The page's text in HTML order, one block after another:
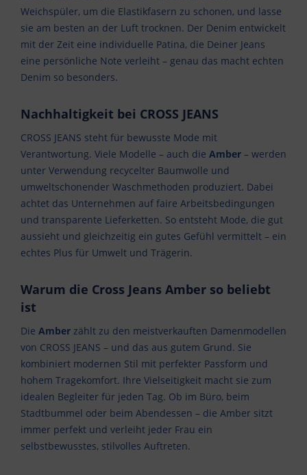
Weichspüler, um die Elastikfasern zu schonen, und lasse
sie am besten an der Luft trocknen. Der Denim entwickelt
mit der Zeit eine individuelle Patina, die Deiner Jeans
eine persönliche Note verleiht – genau das macht echten
Denim so besonders.
Nachhaltigkeit bei CROSS JEANS
CROSS JEANS steht für bewusste Mode mit
Verantwortung. Viele Modelle – auch die Amber – werden
unter Verwendung recycelter Baumwolle und
umweltschonender Waschmethoden produziert. Dabei
achtet das Unternehmen auf faire Arbeitsbedingungen
und transparente Lieferketten. So entsteht Mode, die gut
aussieht und gleichzeitig ein gutes Gefühl vermittelt – ein
echtes Plus für Umwelt und Trägerin.
Warum die Cross Jeans Amber so beliebt
ist
Die Amber zählt zu den meistverkauften Damenmodellen
von CROSS JEANS – und das aus gutem Grund. Sie
kombiniert modernen Stil mit perfekter Passform und
hohem Tragekomfort. Ihre Vielseitigkeit macht sie zum
idealen Begleiter für jeden Tag. Ob im Büro, beim
Stadtbummel oder beim Abendessen – die Amber sitzt
immer perfekt und verleiht jeder Frau ein
selbstbewusstes, stilvolles Auftreten.